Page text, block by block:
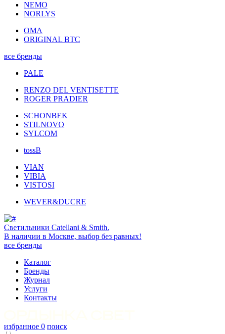
NEMO
NORLYS
OMA
ORIGINAL BTC
все бренды
PALE
RENZO DEL VENTISETTE
ROGER PRADIER
SCHONBEK
STILNOVO
SYLCOM
tossB
VIAN
VIBIA
VISTOSI
WEVER&DUCRE
Светильники Catellani & Smith.
В наличии в Москве, выбор без равных!
все бренды
Каталог
Бренды
Журнал
Услуги
Контакты
избранное 0 поиск